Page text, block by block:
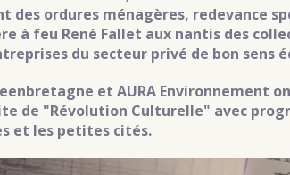
des ordures ménagères, redevance
à feu René Fallet aux nantis des
du secteur privé de bon sens
et AURA Environnement
de "Révolution Culturelle" avec
et les petites cités.